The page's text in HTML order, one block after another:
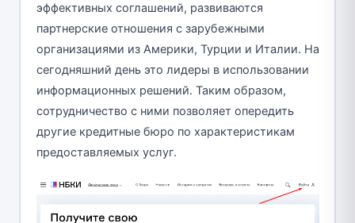
эффективных соглашений, развиваются
партнерские отношения с зарубежными
организациями из Америки, Турции и Италии. На
сегодняшний день это лидеры в использовании
информационных решений. Таким образом,
сотрудничество с ними позволяет опередить
другие кредитные бюро по характеристикам
предоставляемых услуг.